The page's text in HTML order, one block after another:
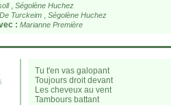
, Ségolène Huchez
Turckeim , Ségolène Huchez
: Marianne Première
Tu t'en vas galopant
Toujours droit devant
Les cheveux au vent
Tambours battant